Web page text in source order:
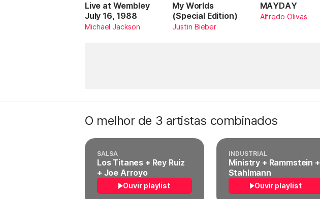
Live at Wembley
July 16, 1988
Michael Jackson
My Worlds
(Special Edition)
Justin Bieber
MAYDAY
Alfredo Olivas
O melhor de 3 artistas combinados
SALSA
Los Titanes + Rey Ruiz
+ Joe Arroyo
Ouvir playlist
INDUSTRIAL
Ministry + Rammstein +
Stahlmann
Ouvir playlist